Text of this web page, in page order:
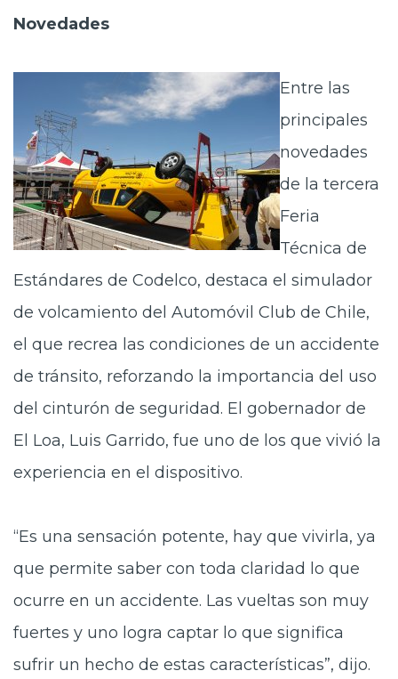
Novedades
Entre las
principales
novedades
de la tercera
Feria
Técnica de
Estándares de Codelco, destaca el simulador
de volcamiento del Automóvil Club de Chile,
el que recrea las condiciones de un accidente
de tránsito, reforzando la importancia del uso
del cinturón de seguridad. El gobernador de
El Loa, Luis Garrido, fue uno de los que vivió la
experiencia en el dispositivo.
“Es una sensación potente, hay que vivirla, ya
que permite saber con toda claridad lo que
ocurre en un accidente. Las vueltas son muy
fuertes y uno logra captar lo que significa
sufrir un hecho de estas características”, dijo.